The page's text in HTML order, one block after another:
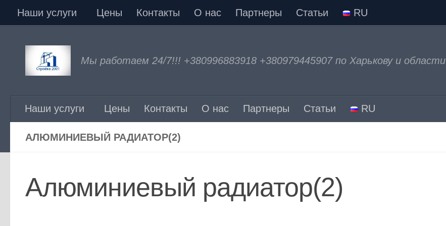
Перейти к содержимому
Наши услуги Цены Контакты О нас Партнеры Статьи RU
Мы работаем 24/7!!! +380996883918 +380979445907 по Харькову и области
Наши услуги Цены Контакты О нас Партнеры Статьи RU
АЛЮМИНИЕВЫЙ РАДИАТОР(2)
Алюминиевый радиатор(2)